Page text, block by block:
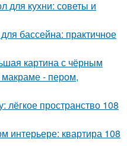
для кухни: советы и
бассейна: практичное
картина с чёрным
- пером,
лёгкое пространство 108
интерьере: квартира 108